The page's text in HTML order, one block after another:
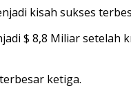
kisah sukses
$ 8,8 Miliar
ketiga.